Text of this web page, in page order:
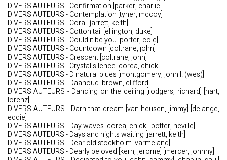
DIVERS AUTEURS - Confirmation [parker, charlie]
DIVERS AUTEURS - Contemplation [tyner, mccoy]
DIVERS AUTEURS - Coral [jarrett, keith]
DIVERS AUTEURS - Cotton tail [ellington, duke]
DIVERS AUTEURS - Could it be you [porter, cole]
DIVERS AUTEURS - Countdown [coltrane, john]
DIVERS AUTEURS - Crescent [coltrane, john]
DIVERS AUTEURS - Crystal silence [corea, chick]
DIVERS AUTEURS - D natural blues [montgomery, john l. (wes)]
DIVERS AUTEURS - Daahoud [brown, clifford]
DIVERS AUTEURS - Dancing on the ceiling [rodgers, richard] [hart,
lorenz]
DIVERS AUTEURS - Darn that dream [van heusen, jimmy] [delange,
eddie]
DIVERS AUTEURS - Day waves [corea, chick] [potter, neville]
DIVERS AUTEURS - Days and nights waiting [jarrett, keith]
DIVERS AUTEURS - Dear old stockholm [varmeland]
DIVERS AUTEURS - Dearly beloved [kern, jerome] [mercer, johnny]